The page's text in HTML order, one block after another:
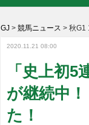
GJ > 競馬ニュース > 秋G1
2020.11.21 08:00
「史上初
が継続中
た！